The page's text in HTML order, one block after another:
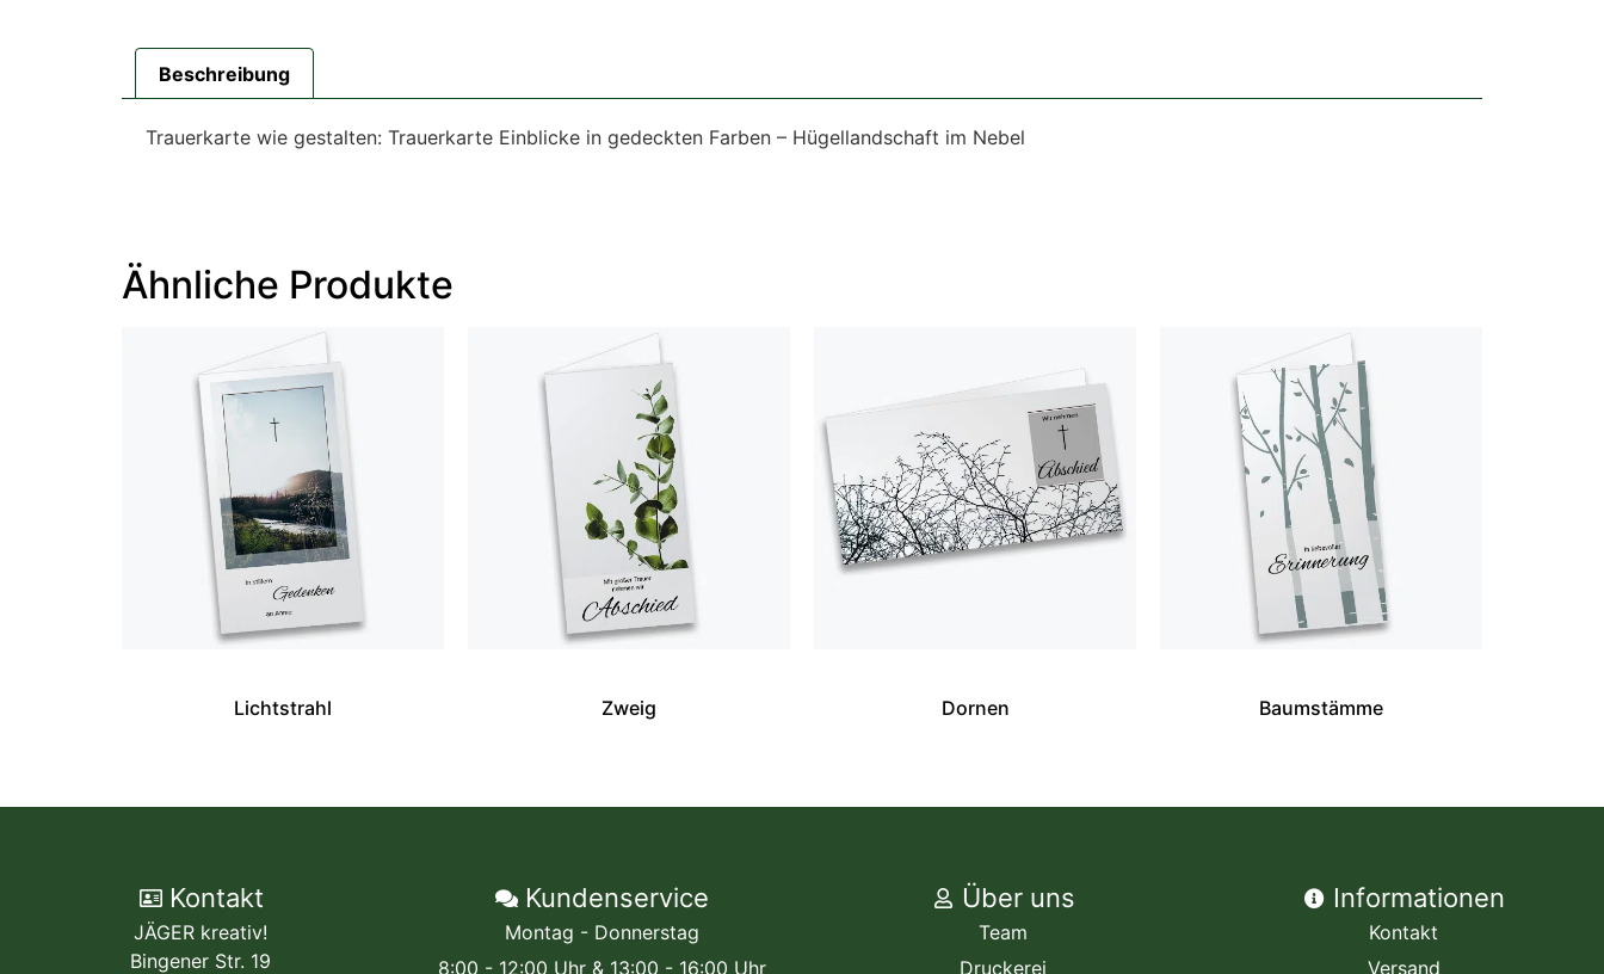
Beschreibung
Trauerkarte wie gestalten: Trauerkarte Einblicke in gedeckten Farben – Hügellandschaft im Nebel
Ähnliche Produkte
Lichtstrahl Zweig Dornen Baumstämme
Kontakt
JÄGER kreativ!
Bingener Str. 19
Kundenservice
Montag - Donnerstag
8:00 - 12:00 Uhr & 13:00 - 16:00 Uhr
Über uns
Team
Druckerei
Informationen
Kontakt
Versand